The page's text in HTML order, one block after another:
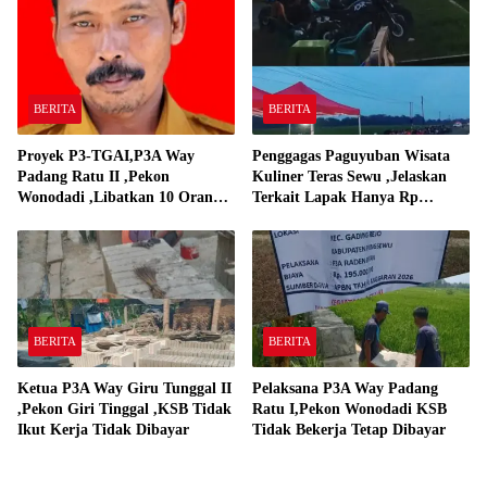
BERITA
Proyek P3-TGAI,P3A Way
Padang Ratu II ,Pekon
Wonodadi ,Libatkan 10 Orang
Padang Ratu
BERITA
Penggagas Paguyuban Wisata
Kuliner Teras Sewu ,Jelaskan
Terkait Lapak Hanya Rp
BERITA
Ketua P3A Way Giru Tunggal II
,Pekon Giri Tinggal ,KSB Tidak
Ikut Kerja Tidak Dibayar
BERITA
Pelaksana P3A Way Padang
Ratu I,Pekon Wonodadi KSB
Tidak Bekerja Tetap Dibayar